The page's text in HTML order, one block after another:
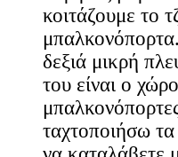
κοιτάζουμε το
δεξιά μικρή
του είναι ο
ταχτοποιήσω